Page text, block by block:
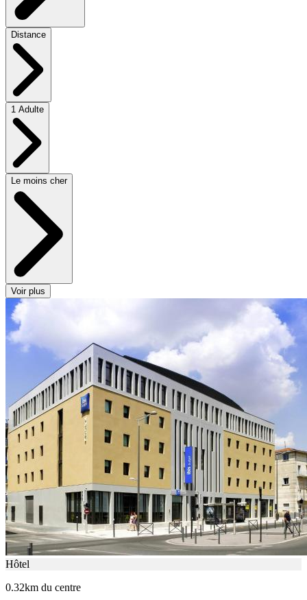
Distance
1 Adulte
Le moins cher
Voir plus
Hôtel
0.32km du centre